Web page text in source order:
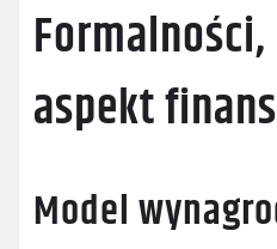
aspekt
Model